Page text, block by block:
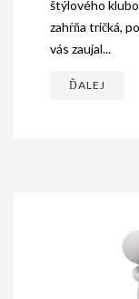
štýlového
zahŕňa tričká,
vás zaujal...
ĎALEJ